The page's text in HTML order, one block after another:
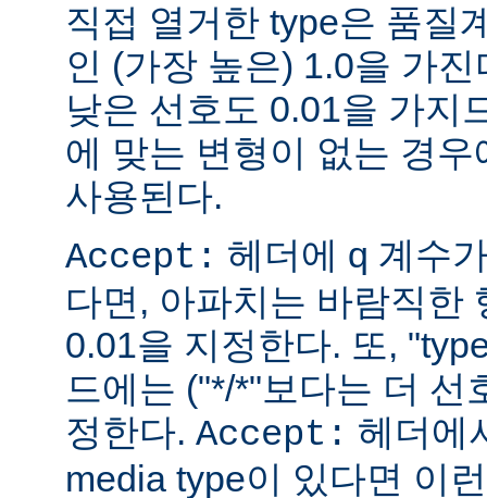
직접 열거한 type은 품질
인 (가장 높은) 1.0을 가
낮은 선호도 0.01을 가지
에 맞는 변형이 없는 경
사용된다.
Accept: 헤더에 q 계수
다면, 아파치는 바람직한
0.01을 지정한다. 또,
드에는 ("*/*"보다는 더 선
정한다. Accept: 헤더에
media type이 있다면 이